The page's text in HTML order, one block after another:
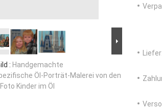
: Handgemachte
Öl-Porträt-Malerei von den
Kinder im Öl